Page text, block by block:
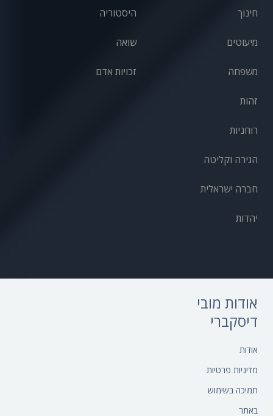
חינוך
מיעוטים
משפחה
היסטוריה
שואה
זכויות אדם
זהות
רוחניות
הגירה וקליטה
חברה ישראלית
יהדות
אודות מובי
דיסקברי
אודות‎
מדיניות פרטיות
תמיכה בשימוש
באתר